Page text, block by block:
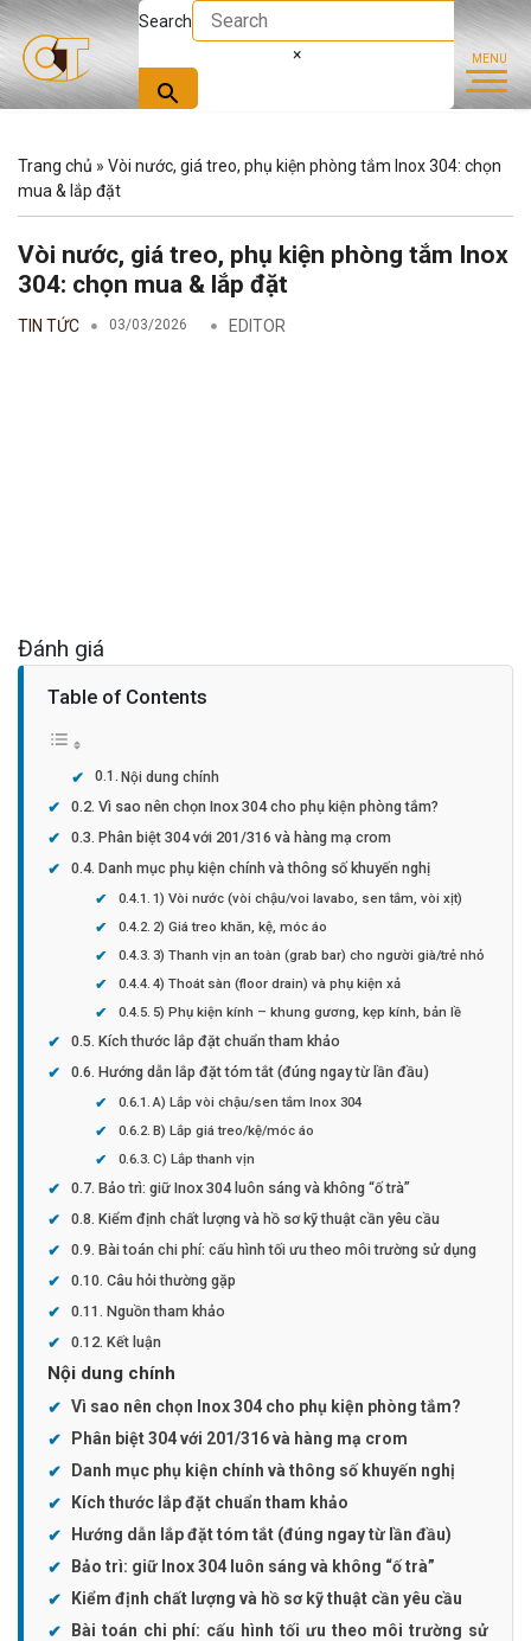
Search
×
Trang chủ » Vòi nước, giá treo, phụ kiện phòng tắm Inox 304: chọn
mua & lắp đặt
Vòi nước, giá treo, phụ kiện phòng tắm Inox
304: chọn mua & lắp đặt
TIN TỨC 03/03/2026 EDITOR
Đánh giá
Table of Contents
Nội dung chính
Vì sao nên chọn Inox 304 cho phụ kiện phòng tắm?
Phân biệt 304 với 201/316 và hàng mạ crom
Danh mục phụ kiện chính và thông số khuyến nghị
1) Vòi nước (vòi chậu/voi lavabo, sen tắm, vòi xịt)
2) Giá treo khăn, kệ, móc áo
3) Thanh vịn an toàn (grab bar) cho người già/trẻ nhỏ
4) Thoát sàn (floor drain) và phụ kiện xả
5) Phụ kiện kính – khung gương, kẹp kính, bản lề
Kích thước lắp đặt chuẩn tham khảo
Hướng dẫn lắp đặt tóm tắt (đúng ngay từ lần đầu)
A) Lắp vòi chậu/sen tắm Inox 304
B) Lắp giá treo/kệ/móc áo
C) Lắp thanh vịn
Bảo trì: giữ Inox 304 luôn sáng và không “ố trà”
Kiểm định chất lượng và hồ sơ kỹ thuật cần yêu cầu
Bài toán chi phí: cấu hình tối ưu theo môi trường sử dụng
Câu hỏi thường gặp
Nguồn tham khảo
Kết luận
Nội dung chính
Vì sao nên chọn Inox 304 cho phụ kiện phòng tắm?
Phân biệt 304 với 201/316 và hàng mạ crom
Danh mục phụ kiện chính và thông số khuyến nghị
Kích thước lắp đặt chuẩn tham khảo
Hướng dẫn lắp đặt tóm tắt (đúng ngay từ lần đầu)
Bảo trì: giữ Inox 304 luôn sáng và không “ố trà”
Kiểm định chất lượng và hồ sơ kỹ thuật cần yêu cầu
Bài toán chi phí: cấu hình tối ưu theo môi trường sử